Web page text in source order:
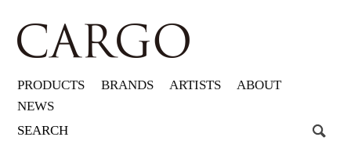
PRODUCTS BRANDS ARTISTS
ABOUT
NEWS